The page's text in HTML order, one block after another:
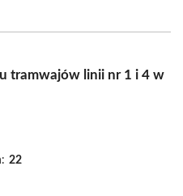
tramwajów linii nr 1 i 4 w
22